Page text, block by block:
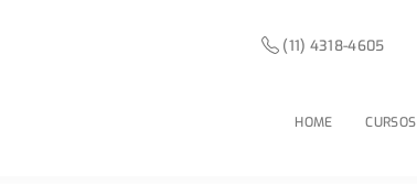
HOME CURSOS
(11) 4318-4605